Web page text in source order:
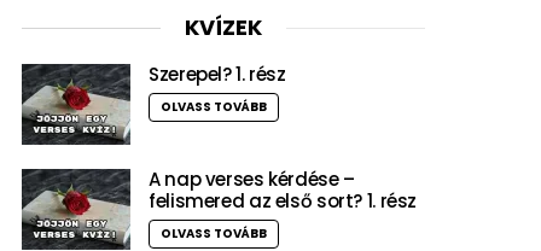
KVÍZEK
Szerepel? 1. rész
OLVASS TOVÁBB
A nap verses kérdése –
felismered az első sort? 1. rész
OLVASS TOVÁBB